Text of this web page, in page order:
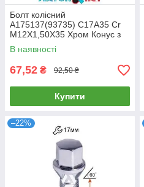
Болт колісний
A175137(93735) C17A35 Cr
M12X1,50X35 Хром Конус з
виступом ключ 17 мм
В наявності
67,52 ₴ 92,50 ₴
Купити
–22%